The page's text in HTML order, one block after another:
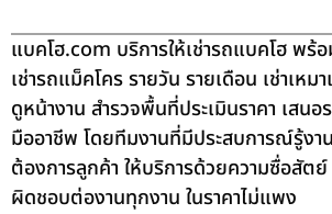
แบคโฮ.com บริการให้เช่ารถแบคโฮ พร้
เช่ารถแม็คโคร รายวัน รายเดือน เช่าเหม
ดูหน้างาน สำรวจพื้นที่ประเมินราคา เสนอ
มืออาชีพ โดยทีมงานที่มีประสบการณ์รู้งาน
ต้องการลูกค้า ให้บริการด้วยความซื่อสัต
ผิดชอบต่องานทุกงาน ในราคาไม่แพง